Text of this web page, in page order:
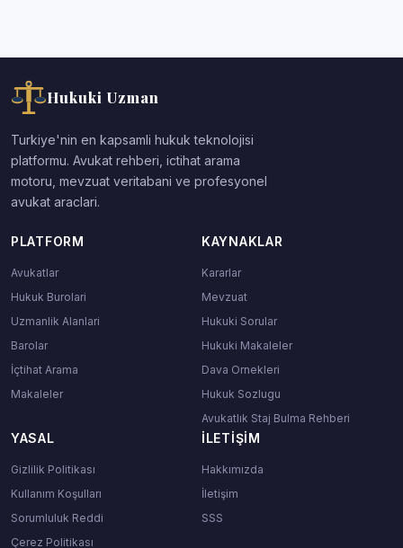
Hukuki Uzman
Turkiye'nin en kapsamli hukuk teknolojisi
platformu. Avukat rehberi, ictihat arama
motoru, mevzuat veritabani ve profesyonel
avukat araclari.
PLATFORM
Avukatlar
Hukuk Burolari
Uzmanlik Alanlari
Barolar
İçtihat Arama
Makaleler
KAYNAKLAR
Kararlar
Mevzuat
Hukuki Sorular
Hukuki Makaleler
Dava Ornekleri
Hukuk Sozlugu
Avukatlık Staj Bulma Rehberi
YASAL
Gizlilik Politikası
Kullanım Koşulları
Sorumluluk Reddi
Çerez Politikası
İLETIŞIM
Hakkımızda
İletişim
SSS